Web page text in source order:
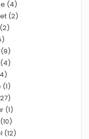
(4)
(2)
(1)
(12)